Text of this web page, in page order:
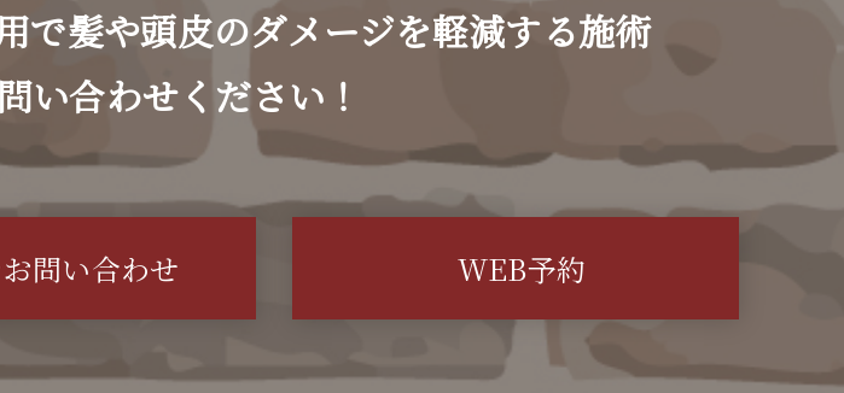
で髪や頭皮のダメージを軽減する施術
い合わせください！
問い合わせ WEB予約